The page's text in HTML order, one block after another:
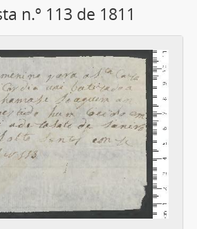
n.º 113 de 1811